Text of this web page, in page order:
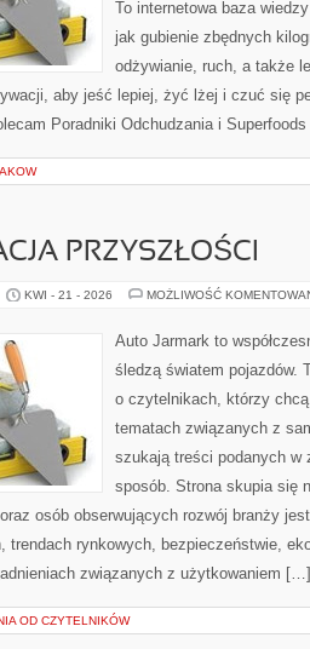
To internetowa baza
jak gubienie zbędnych
odżywianie, ruch, a także
aby jeść lepiej, żyć lżej i czuć się
Poradniki Odchudzania i
PRZYSZŁOŚCI
KWI - 21 - 2026 MOŻLIWOŚĆ
Auto Jarmark to
śledzą światem pojazdów.
o czytelnikach, którzy
tematach związanych z
szukają treści podanych w
sposób. Strona skupia się
osób obserwujących rozwój branży
trendach rynkowych, bezpieczeństwie,
związanych z użytkowaniem […]
OD CZYTELNIKÓW